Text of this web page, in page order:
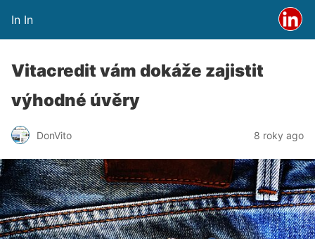
In In
Vitacredit vám dokáže zajistit
výhodné úvěry
DonVito 8 roky ago